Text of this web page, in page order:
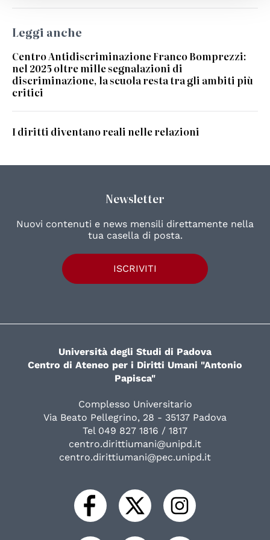
Leggi anche
Centro Antidiscriminazione Franco Bomprezzi:
nel 2025 oltre mille segnalazioni di
discriminazione, la scuola resta tra gli ambiti più
critici
I diritti diventano reali nelle relazioni
Newsletter
Nuovi contenuti e news mensili direttamente nella
tua casella di posta.
ISCRIVITI
Università degli Studi di Padova
Centro di Ateneo per i Diritti Umani "Antonio
Papisca"
Complesso Universitario
Via Beato Pellegrino, 28 - 35137 Padova
Tel 049 827 1816 / 1817
centro.dirittiumani@unipd.it
centro.dirittiumani@pec.unipd.it